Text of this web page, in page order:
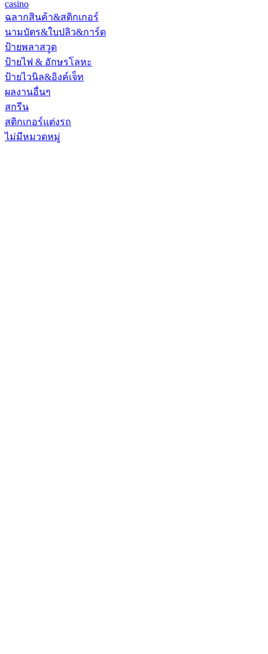
casino
ฉลากสินค้า&สติกเกอร์
นามบัตร&ใบปลิว&การ์ด
ป้ายพลาสวูด
ป้ายไฟ & อักษรโลหะ
ป้ายไวนิล&อิงค์เจ็ท
ผลงานอื่นๆ
สกรีน
สติกเกอร์แต่งรถ
ไม่มีหมวดหมู่